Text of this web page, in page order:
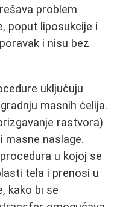
problem
poput liposukcije i
i nisu bez
uključuju
masnih ćelija.
rastvora)
masne naslage.
u kojoj se
tela i prenosi u
kako bi se